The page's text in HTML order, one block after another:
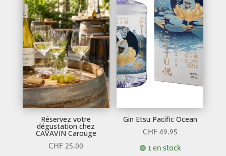
Réservez votre
dégustation chez
CAVAVIN Carouge
CHF25.00
Gin Etsu Pacific Ocean
CHF49.95
🟢 1 en stock